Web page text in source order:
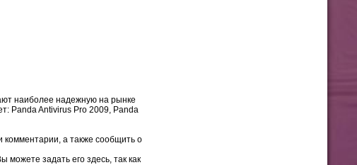
наиболее надежную на рынке
Panda Antivirus Pro 2009, Panda
комментарии, а также сообщить о
задать его здесь, так как